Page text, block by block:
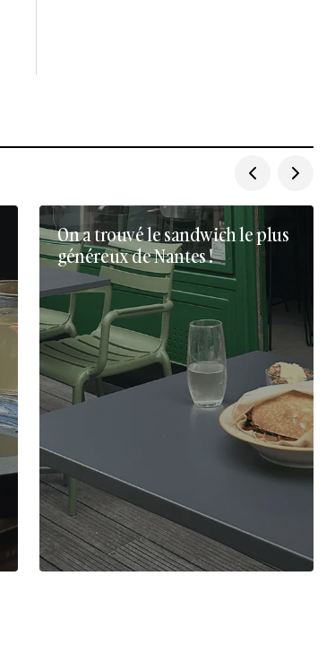
On a trouvé le sandwich le plus
généreux de Nantes !